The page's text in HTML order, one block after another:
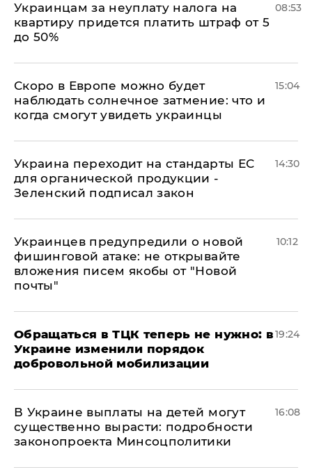
Украинцам за неуплату налога на
квартиру придется платить штраф от 5
до 50%
08:53
Скоро в Европе можно будет
наблюдать солнечное затмение: что и
когда смогут увидеть украинцы
15:04
Украина переходит на стандарты ЕС
для органической продукции -
Зеленский подписал закон
14:30
Украинцев предупредили о новой
фишинговой атаке: не открывайте
вложения писем якобы от "Новой
почты"
10:12
Обращаться в ТЦК теперь не нужно: в
Украине изменили порядок
добровольной мобилизации
19:24
В Украине выплаты на детей могут
существенно вырасти: подробности
законопроекта Минсоцполитики
16:08